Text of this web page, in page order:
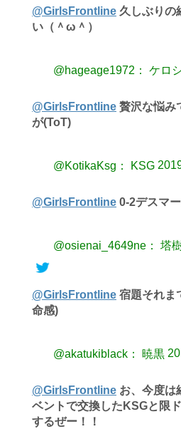
@GirlsFrontline 久しぶりの
い（＾ω＾）
@hageage1972： ケロ
@GirlsFrontline 贅沢な悩み
が(ToT)
@KotikaKsg： KSG
@GirlsFrontline 0-2デスマ
@osienai_4649ne： 塔
@GirlsFrontline 宿題それま
命感)
@akatukiblack： 暁黒
@GirlsFrontline お、今度は
ベントで交換したKSGと限
するぜー！！